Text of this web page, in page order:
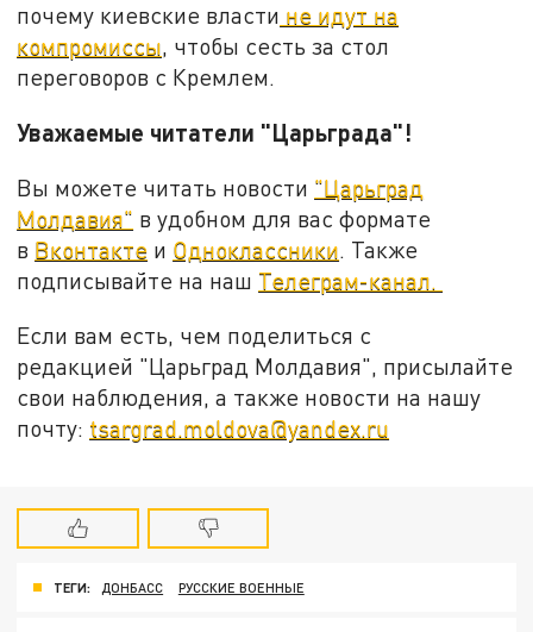
почему киевские власти не идут на
компромиссы, чтобы сесть за стол
переговоров с Кремлем.
Уважаемые читатели "Царьграда"!
Вы можете читать новости "Царьград
Молдавия" в удобном для вас формате
в Вконтакте и Одноклассники. Также
подписывайте на наш Телеграм-канал.
Если вам есть, чем поделиться с
редакцией "Царьград Молдавия", присылайте
свои наблюдения, а также новости на нашу
почту: tsargrad.moldova@yandex.ru
ТЕГИ: ДОНБАСС РУССКИЕ ВОЕННЫЕ